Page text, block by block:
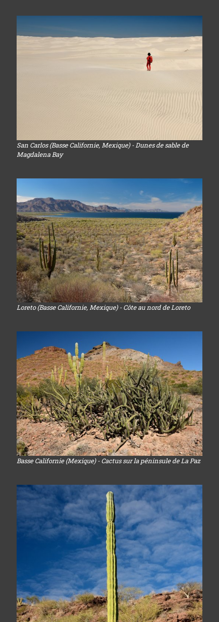
San Carlos (Basse Californie, Mexique) - Dunes de sable de
Magdalena Bay
Loreto (Basse Californie, Mexique) - Côte au nord de Loreto
Basse Californie (Mexique) - Cactus sur la péninsule de La Paz